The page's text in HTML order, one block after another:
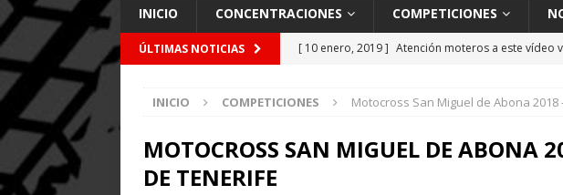
INICIO CONCENTRACIONES COMPETICIONES
ÚLTIMAS NOTICIAS [ 10 enero, 2019 ] Atención moteros a este vídeo
[ 26 febrero, 2018 ] Primer día de tests en
[ 9 enero, 2018 ] Accidente de Nani Roma en el
INICIO COMPETICIONES Motocross San Miguel de Abona
MOTOCROSS SAN MIGUEL DE ABONA
DE TENERIFE